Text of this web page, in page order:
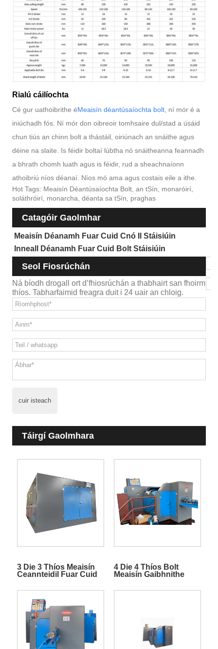
Rialú cáilíochta
Cé gur uathoibrithe éMeaisín déantúsaíochta bolt , ní mór é a
iniúchadh fós. Ní mór don oibreoir tomhsaire dul/stad a úsáid
chun tiús an chinn bolt a thástáil, oiriúnach an snáithe agus
déine na slaite. Is féidir boltaí lúbtha nó snáitheanna feannadh
a bhrath chomh luath agus is féidir, rud a sheachnaíonn
athoibriú níos déanaí. Níos mó ama agus costais eile a ithe.
Hot Tags: Meaisín Déantúsaíochta Bolt, an tSín, monaróirí,
soláthróirí, monarcha, déanta sa tSín, praghas
Catagóir Gaolmhar
Meaisín Déanamh Fuar Cuid Cnó Il Stáisiúin
Inneall Déanamh Fuar Cuid Bolt Stáisiúin
Seol Fiosrúchán
Ná bíodh drogall ort d’fhiosrúchán a thabhairt san fhoirm
thíos. Tabharfaimid freagra duit i 24 uair an chloig.
cuir isteach
Táirgí Gaolmhara
3 Die 3 Thíos Meaisín
Ceannteidil Fuar Cuid
4 Die 4 Thíos Bolt
Meaisín Gaibhnithe